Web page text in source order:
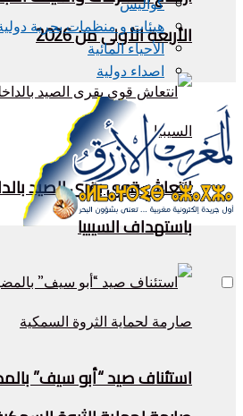
الأربعة الأولى من 2026
انتعاش قوي بقرى الصيد
باستهداف السيبيا
استئناف صيد “أبو سيف”
هيئات و منظمات بحرية
الأحياء المائية
اصداء دولية